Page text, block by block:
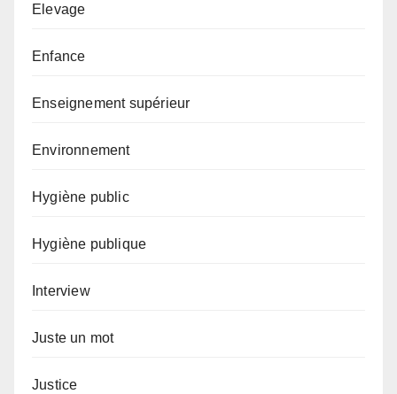
Elevage
Enfance
Enseignement supérieur
Environnement
Hygiène public
Hygiène publique
Interview
Juste un mot
Justice